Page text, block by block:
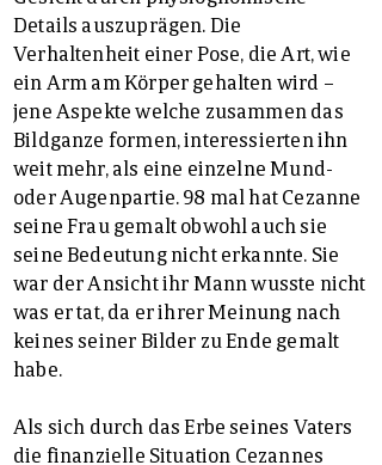
Details auszuprägen. Die
Verhaltenheit einer Pose, die Art, wie
ein Arm am Körper gehalten wird –
jene Aspekte welche zusammen das
Bildganze formen, interessierten ihn
weit mehr, als eine einzelne Mund-
oder Augenpartie. 98 mal hat Cezanne
seine Frau gemalt obwohl auch sie
seine Bedeutung nicht erkannte. Sie
war der Ansicht ihr Mann wusste nicht
was er tat, da er ihrer Meinung nach
keines seiner Bilder zu Ende gemalt
habe.
Als sich durch das Erbe seines Vaters
die finanzielle Situation Cezannes